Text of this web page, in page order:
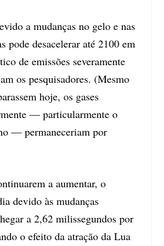
a mudanças no gelo e nas
pode desacelerar até 2100 em
de emissões severamente
os pesquisadores. (Mesmo
hoje, os gases
— particularmente o
— permaneceriam por
a aumentar, o
devido às mudanças
a 2,62 milissegundos por
o efeito da atração da Lua